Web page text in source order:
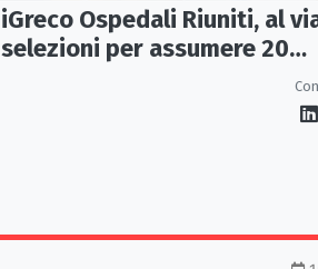
iGreco Ospedali Riuniti, al
selezioni per assumere 20
infermieri a tempo